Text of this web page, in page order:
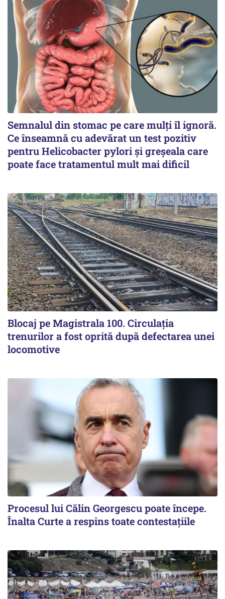
Semnalul din stomac pe care mulți îl ignoră.
Ce înseamnă cu adevărat un test pozitiv
pentru Helicobacter pylori și greșeala care
poate face tratamentul mult mai dificil
Blocaj pe Magistrala 100. Circulația
trenurilor a fost oprită după defectarea unei
locomotive
Procesul lui Călin Georgescu poate începe.
Înalta Curte a respins toate contestațiile